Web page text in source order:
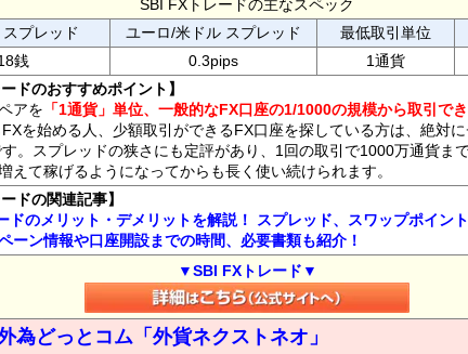
SBI FXトレードの主なスペック
プレッド
ユーロ/米ドル スプレッド 最低取引単位
銭
0.3pips 1通貨
ドのおすすめポイント】
アを 「1通貨」単位、一般的なFX口座の1/1000の規模から取引で
を始める人、少額取引ができるFX口座を探している方は、絶対
。スプレッドの狭さにも定評があり、1回の取引で1000万通貨ま
えて稼げるようになってからも長く使い続けられます。
ドの関連記事】
ドのメリット・デメリットを解説！ スプレッド、スワップポイン
ーン情報や口座開設までの時間、必要書類も紹介！
▼SBI FXトレード▼
為どっとコム「外貨ネクストネオ」